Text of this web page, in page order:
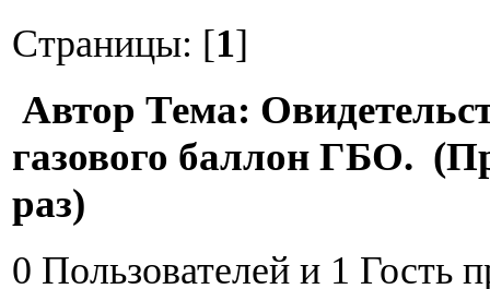
Страницы: [1]
Автор Тема:
газового баллон ГБО.
раз)
0 Пользователей и 1 Гость